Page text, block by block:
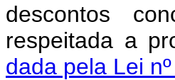
descontos
respeitada a
dada pela Lei